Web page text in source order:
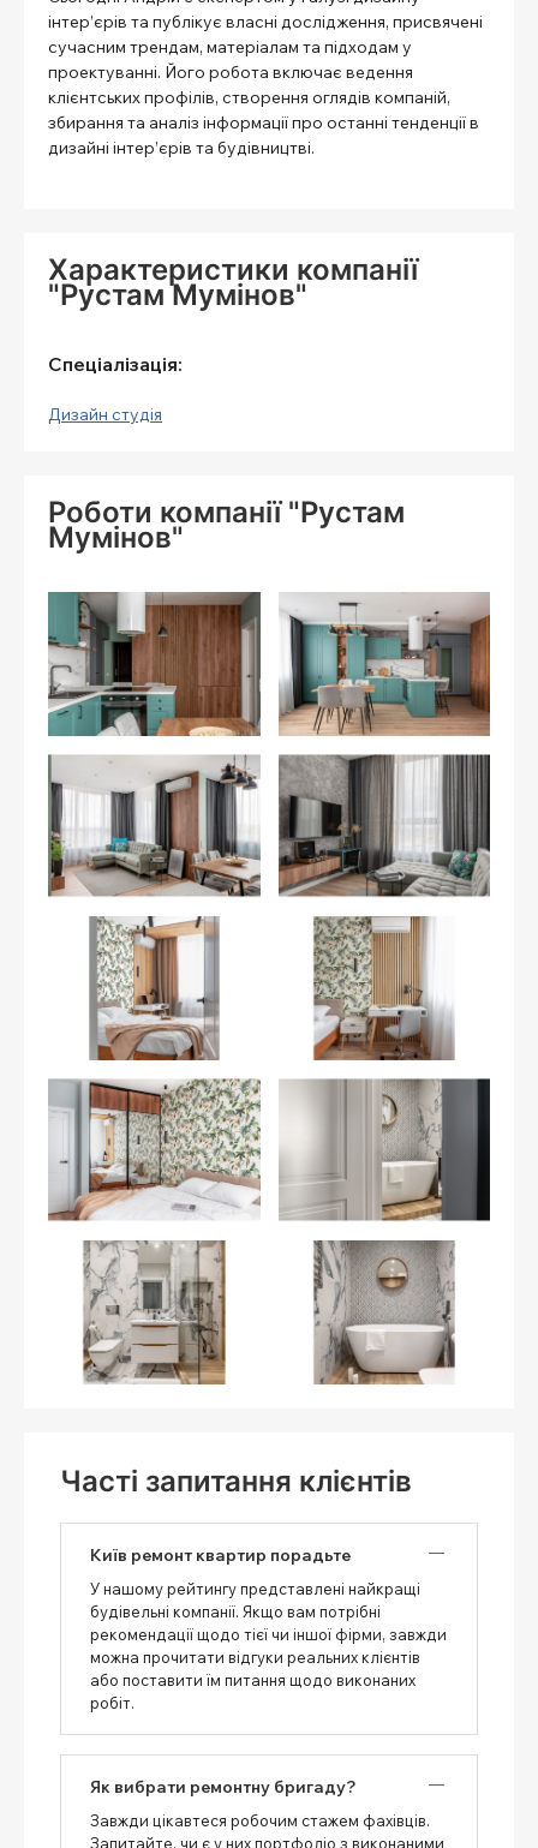
інтер’єрів та публікує власні дослідження, присвячені
сучасним трендам, матеріалам та підходам у
проектуванні. Його робота включає ведення
клієнтських профілів, створення оглядів компаній,
збирання та аналіз інформації про останні тенденції в
дизайні інтер’єрів та будівництві.
Характеристики компанії
"Рустам Мумінов"
Спеціалізація:
Дизайн студія
Роботи компанії "Рустам
Мумінов"
Часті запитання клієнтів
Київ ремонт квартир порадьте
У нашому рейтингу представлені найкращі
будівельні компанії. Якщо вам потрібні
рекомендації щодо тієї чи іншої фірми, завжди
можна прочитати відгуки реальних клієнтів
або поставити їм питання щодо виконаних
робіт.
Як вибрати ремонтну бригаду?
Завжди цікавтеся робочим стажем фахівців.
Запитайте, чи є у них портфоліо з виконаними